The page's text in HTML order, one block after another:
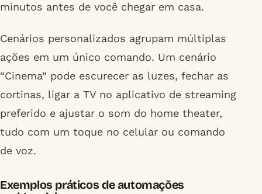
minutos antes de você chegar em casa.
Cenários personalizados agrupam múltiplas
ações em um único comando. Um cenário
“Cinema” pode escurecer as luzes, fechar as
cortinas, ligar a TV no aplicativo de streaming
preferido e ajustar o som do home theater,
tudo com um toque no celular ou comando
de voz.
Exemplos práticos de automações